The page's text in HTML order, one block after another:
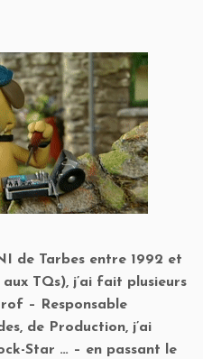
de Tarbes entre 1992 et
TQs), j’ai fait plusieurs
– Responsable
de Production, j’ai
Star … – en passant le